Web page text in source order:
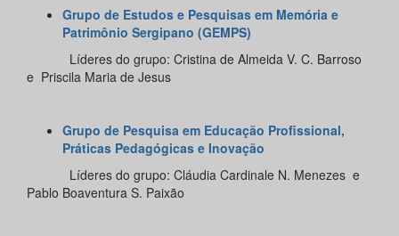
Grupo de Estudos e Pesquisas em Memória e
Patrimônio Sergipano (GEMPS)
Líderes do grupo: Cristina de Almeida V. C. Barroso
e Priscila Maria de Jesus
Grupo de Pesquisa em Educação Profissional,
Práticas Pedagógicas e Inovação
Líderes do grupo: Cláudia Cardinale N. Menezes e
Pablo Boaventura S. Paixão